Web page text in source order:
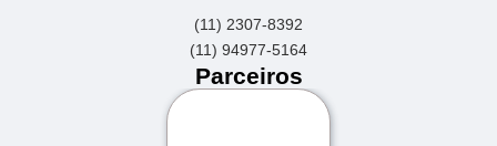
(11) 2307-8392
(11) 94977-5164
Parceiros